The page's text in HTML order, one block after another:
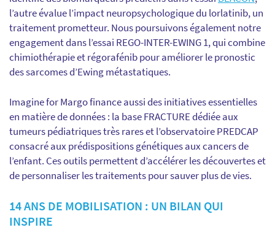
l’autre évalue l’impact neuropsychologique du lorlatinib, un
traitement prometteur. Nous poursuivons également notre
engagement dans l’essai REGO-INTER-EWING 1, qui combine
chimiothérapie et régorafénib pour améliorer le pronostic
des sarcomes d’Ewing métastatiques.
Imagine for Margo finance aussi des initiatives essentielles
en matière de données : la base FRACTURE dédiée aux
tumeurs pédiatriques très rares et l’observatoire PREDCAP
consacré aux prédispositions génétiques aux cancers de
l’enfant. Ces outils permettent d’accélérer les découvertes et
de personnaliser les traitements pour sauver plus de vies.
14 ANS DE MOBILISATION : UN BILAN QUI
INSPIRE